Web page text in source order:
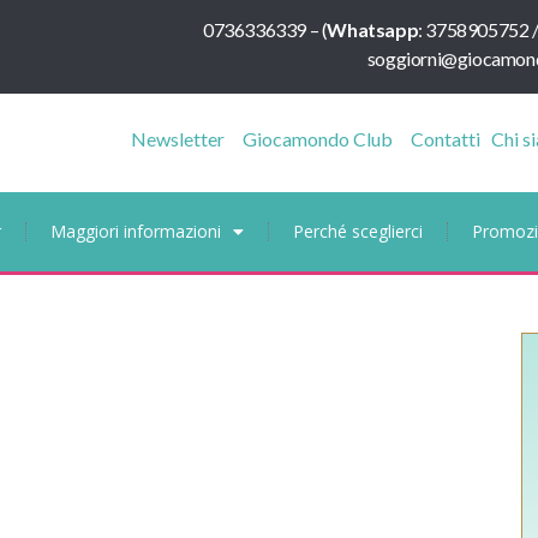
0736336339 –(Whatsapp: 3758905752
Newsletter Giocamondo Club Contatti Chi
Maggiori informazioni Perché sceglierci